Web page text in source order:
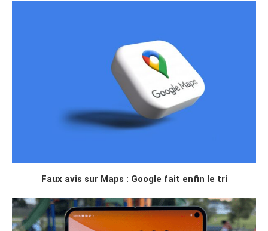
Faux avis sur Maps : Google fait enfin le tri